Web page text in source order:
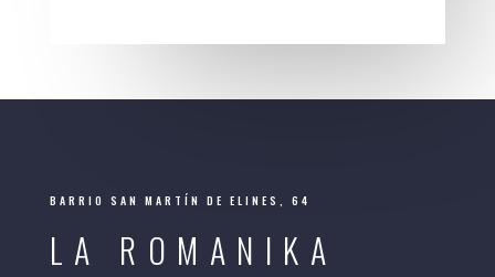
BARRIO SAN MARTÍN DE ELINES, 64
LA ROMANIKA